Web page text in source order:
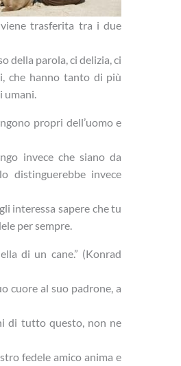
trasferita tra i due
della parola, ci delizia, ci
che hanno tanto di più
propri dell’uomo e
invece che siano da
distinguerebbe invece
interessa sapere che tu
per sempre.
di un cane.” (Konrad
cuore al suo padrone, a
di tutto questo, non ne
fedele amico anima e